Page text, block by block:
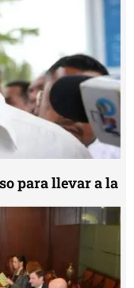
para llevar a la